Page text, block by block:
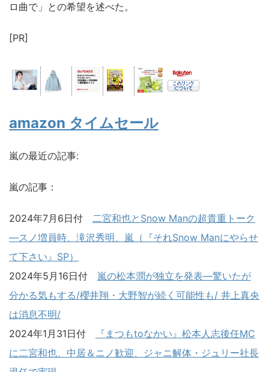
ロ曲で」との希望を述べた。
[PR]
amazon タイムセール
嵐の最近の記事:
嵐の記事：
2024年7月6日付 二宮和也とSnow Manの超貴重トーク
―スノ増員時、滝沢秀明、嵐（『それSnow Manにやらせ
て下さい』SP）
2024年5月16日付 嵐の松本潤が独立を発表―驚いたが
分かる気もする/櫻井翔・大野智が続く可能性も/ 井上真央
は消息不明/
2024年1月31日付
『まつもtoなかい』松本人志後任MC
に二宮和也、中居＆ニノ歓迎、ジャニ解体・ジュリー社長